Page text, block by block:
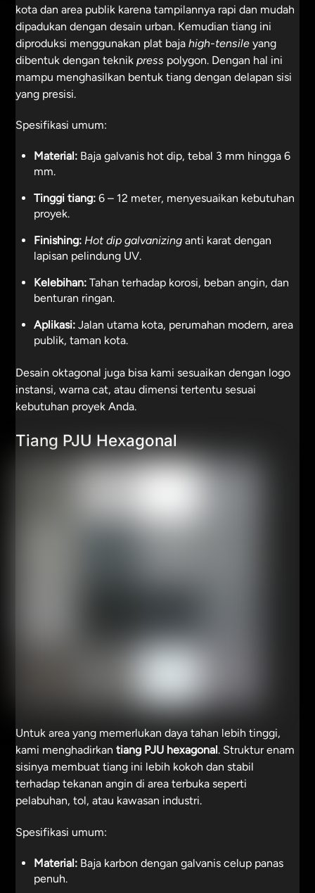
kota dan area publik karena tampilannya rapi dan mudah
dipadukan dengan desain urban. Kemudian tiang ini
diproduksi menggunakan plat bajahigh-tensile yang
dibentuk dengan teknikpress polygon. Dengan hal ini
mampu menghasilkan bentuk tiang dengan delapan sisi
yang presisi.
Spesifikasi umum:
Material: Baja galvanis hot dip, tebal 3 mm hingga 6
mm.
Tinggi tiang: 6 – 12 meter, menyesuaikan kebutuhan
proyek.
Finishing: Hot dip galvanizing anti karat dengan
lapisan pelindung UV.
Kelebihan: Tahan terhadap korosi, beban angin, dan
benturan ringan.
Aplikasi: Jalan utama kota, perumahan modern, area
publik, taman kota.
Desain oktagonal juga bisa kami sesuaikan dengan logo
instansi, warna cat, atau dimensi tertentu sesuai
kebutuhan proyek Anda.
Tiang PJU Hexagonal
Untuk area yang memerlukan daya tahan lebih tinggi,
kami menghadirkantiang PJU hexagonal. Struktur enam
sisinya membuat tiang ini lebih kokoh dan stabil
terhadap tekanan angin di area terbuka seperti
pelabuhan, tol, atau kawasan industri.
Spesifikasi umum:
Material: Baja karbon dengan galvanis celup panas
penuh.